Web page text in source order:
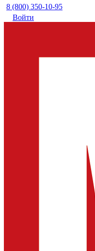
8 (800) 350-10-95
Войти